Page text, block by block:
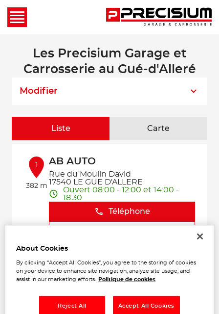
Les Precisium Garage et
Carrosserie au Gué-d'Alleré
Modifier
Liste Carte
1
382 m
AB AUTO
Rue du Moulin David
17540 LE GUE D'ALLERE
Ouvert 08:00 - 12:00 et 14:00 -
18:30
Téléphone
2
9.72
GARAGE LA CAISSE A
OUTILS
Fermé actuellement
About Cookies
By clicking “Accept All Cookies”, you agree to the storing of cookies
on your device to enhance site navigation, analyze site usage, and
assist in our marketing efforts.
Politique de cookies
Reject All Accept All Cookies